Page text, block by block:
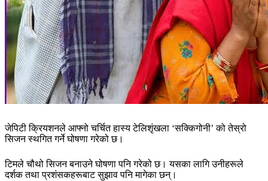
जेपिटी क्रियशनले आफ्नो चर्चित हास्य टेलिशृंखला ‘सक्किगोनी’ को तेस्रो
सिजन स्थगित गर्ने घोषणा गरेको छ।
टिमले चौथो सिजन बनाउने घोषणा पनि गरेको छ। यसका लागि उनीहरूले
दर्शक तथा प्रशंसकहरूबाट सुझाव पनि मागेका छन्।